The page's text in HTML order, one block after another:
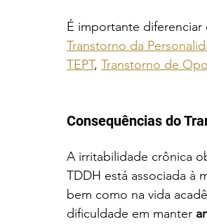
É importante diferenciar
Transtorno da
TEPT, Transtorno de
Consequências do
A irritabilidade crônica
TDDH está associada à
bem como na vida
dificuldade em manter